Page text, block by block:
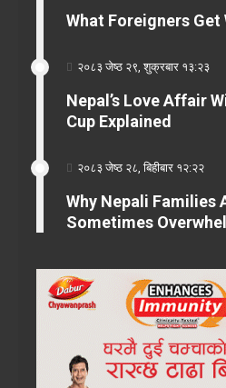
What Foreigners
२०८३ जेष्ठ २९, शुक्रबार १३:२३
Nepal’s Love Affair
Cup Explained
२०८३ जेष्ठ २८, बिहीबार १२:२२
Why Nepali Families
Sometimes